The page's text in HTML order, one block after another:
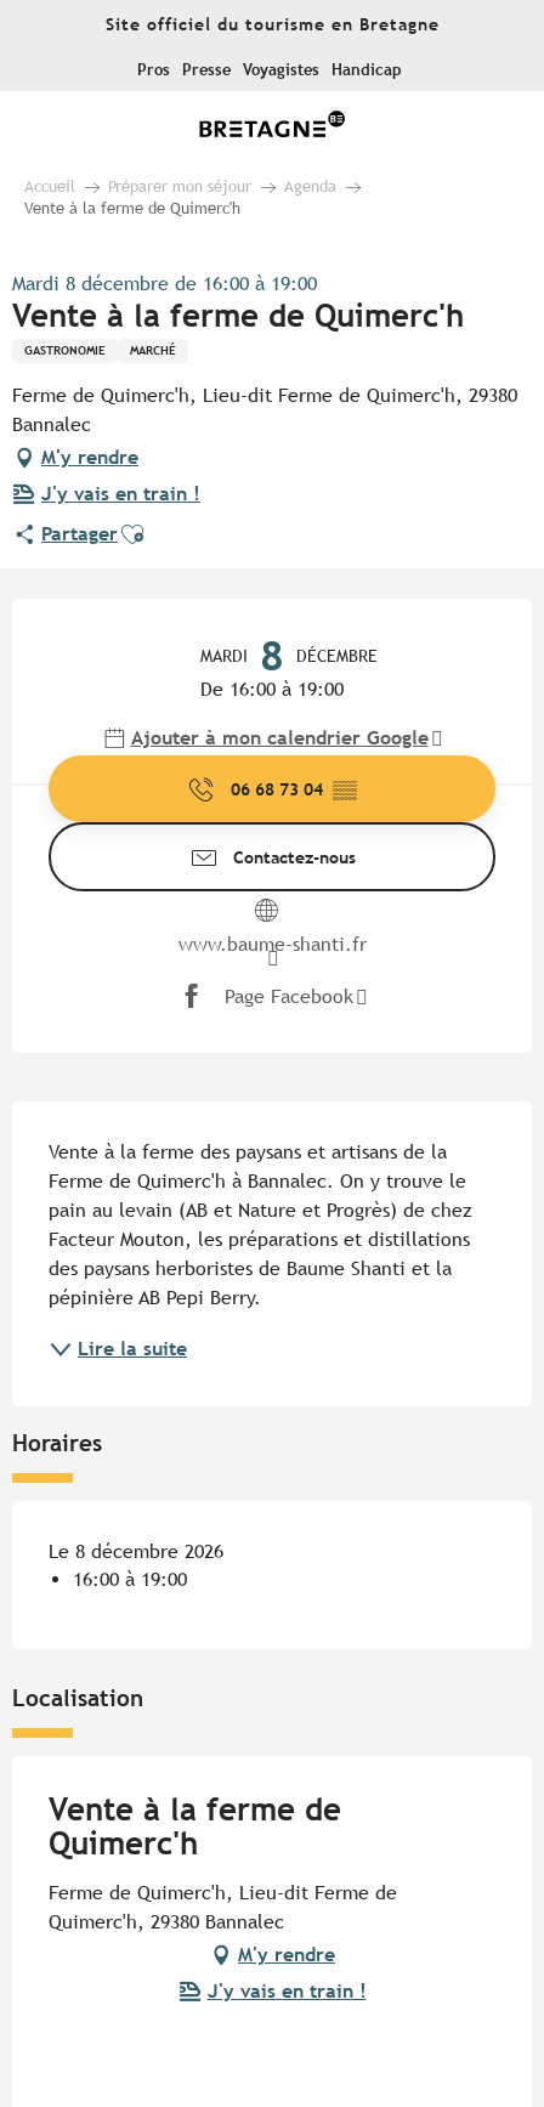
Site officiel du tourisme en Bretagne
Pros Presse Voyagistes Handicap
Accueil Préparer mon séjour
Agenda
Vente à la ferme de Quimerc'h
Mardi 8 décembre de 16:00 à 19:00
Vente à la ferme de Quimerc'h
GASTRONOMIE MARCHÉ
Ferme de Quimerc'h, Lieu-dit Ferme de Quimerc'h, 29380
Bannalec
M'y rendre
J'y vais en train !
PartagerAjouter aux favoris
MARDI 8 DÉCEMBRE
De 16:00 à 19:00
Ajouter à mon calendrier Google
06 68 73 04 ▒▒
Contactez-nous
www.baume-shanti.fr
Page Facebook
Vente à la ferme des paysans et artisans de la
Ferme de Quimerc'h à Bannalec. On y trouve le
pain au levain (AB et Nature et Progrès) de chez
Facteur Mouton, les préparations et distillations
des paysans herboristes de Baume Shanti et la
pépinière AB Pepi Berry.
Lire la suite
Horaires
Le 8 décembre 2026
16:00 à 19:00
Localisation
Vente à la ferme de
Quimerc'h
Ferme de Quimerc'h, Lieu-dit Ferme de
Quimerc'h, 29380 Bannalec
M'y rendre
J'y vais en train !